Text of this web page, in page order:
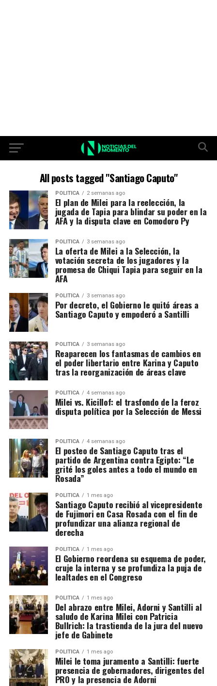
All posts tagged "Santiago Caputo"
POLITICA 2 semanas ago
El plan de Milei para la reelección, la
jugada de Tapia para blindar su poder en la
AFA y la disputa clave en Comodoro Py
POLITICA 3 semanas ago
La oferta de Milei a la Selección, la
votación secreta de los jugadores y la
promesa de Chiqui Tapia para seguir en la
AFA
POLITICA 3 semanas ago
Por decreto, el Gobierno le quitó áreas a
Santiago Caputo y empoderó a Santilli
POLITICA 3 semanas ago
Reaparecen los fantasmas de cambios en
el poder libertario entre Karina y Caputo
tras la reorganización de áreas clave
POLITICA 4 semanas ago
Milei vs. Kicillof: el trasfondo de la feroz
disputa política por la Selección de Messi
POLITICA 4 semanas ago
El posteo de Santiago Caputo tras el
partido de Argentina contra Egipto: “Le
grité los goles antes a todo el mundo en
Rosada”
POLITICA 1 mes ago
Santiago Caputo recibió al vicepresidente
de Fujimori en Casa Rosada con el fin de
profundizar una alianza regional de
derecha
POLITICA 1 mes ago
El Gobierno reordena su esquema de poder,
cruje la interna y se profundiza la puja de
lealtades en el Congreso
POLITICA 1 mes ago
Del abrazo entre Milei, Adorni y Santilli al
saludo de Karina Milei con Patricia
Bullrich: la trastienda de la jura del nuevo
jefe de Gabinete
POLITICA 1 mes ago
Milei le toma juramento a Santilli: fuerte
presencia de gobernadores, dirigentes del
PRO y la presencia de Adorni